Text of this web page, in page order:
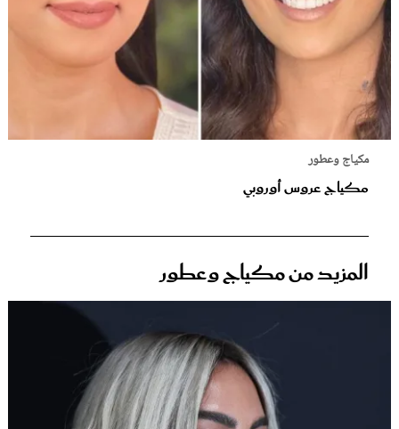
مكياج وعطور
مكياج عروس أوروبي
المزيد من مكياج وعطور